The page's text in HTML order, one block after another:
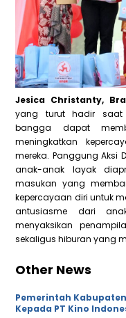
Jesica Christanty,
yang turut hadir saat
bangga dapat
meningkatkan
mereka. Panggung Aksi
anak-anak layak
masukan yang
kepercayaan diri untuk
antusiasme dari
menyaksikan
sekaligus hiburan yang
Other News
Pemerintah
Kepada PT Kino